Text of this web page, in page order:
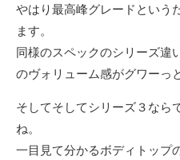
やはり最高峰グレードという
ます。
同様のスペックのシリーズ違
のヴォリューム感がグワーっ
そしてそしてシリーズ３なら
ね。
一目見て分かるボディトップ